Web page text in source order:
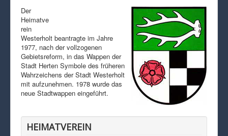
Der
Heimatve
rein
Westerholt beantragte im Jahre
1977, nach der vollzogenen
Gebietsreform, in das Wappen der
Stadt Herten Symbole des früheren
Wahrzeichens der Stadt Westerholt
mit aufzunehmen. 1978 wurde das
neue Stadtwappen eingeführt.
HEIMATVEREIN